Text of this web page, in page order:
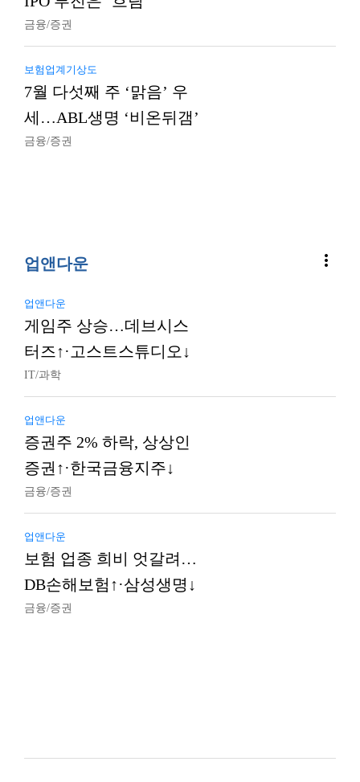
금융/증권
보험업계기상도
7월 다섯째 주 ‘맑음’ 우
세…ABL생명 ‘비온뒤갬’
금융/증권
업앤다운 more_vert
업앤다운
게임주 상승…데브시스
터즈↑·고스트스튜디오↓
IT/과학
업앤다운
증권주 2% 하락, 상상인
증권↑·한국금융지주↓
금융/증권
업앤다운
보험 업종 희비 엇갈려…
DB손해보험↑·삼성생명↓
금융/증권